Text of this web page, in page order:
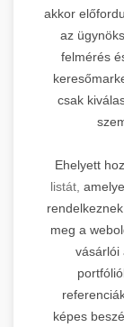
akkor
az
felmérés
csak
Ehelyett
listát,
meg a
vásárlói
képes